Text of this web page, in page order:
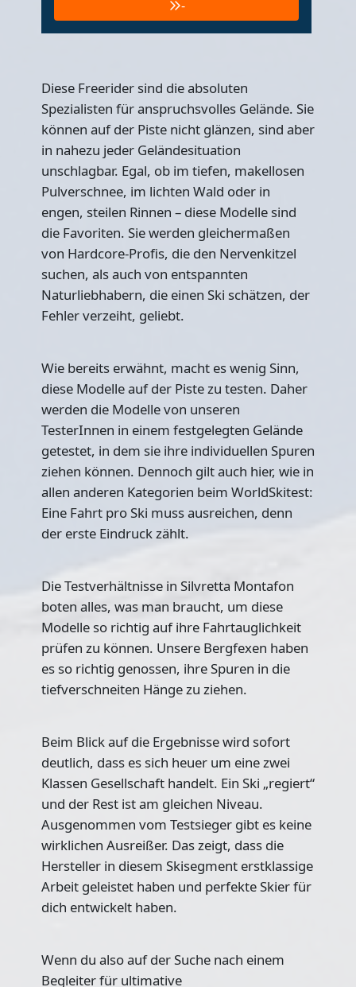
-
Diese Freerider sind die absoluten
Spezialisten für anspruchsvolles Gelände. Sie
können auf der Piste nicht glänzen, sind aber
in nahezu jeder Geländesituation
unschlagbar. Egal, ob im tiefen, makellosen
Pulverschnee, im lichten Wald oder in
engen, steilen Rinnen – diese Modelle sind
die Favoriten. Sie werden gleichermaßen
von Hardcore-Profis, die den Nervenkitzel
suchen, als auch von entspannten
Naturliebhabern, die einen Ski schätzen, der
Fehler verzeiht, geliebt.
Wie bereits erwähnt, macht es wenig Sinn,
diese Modelle auf der Piste zu testen. Daher
werden die Modelle von unseren
TesterInnen in einem festgelegten Gelände
getestet, in dem sie ihre individuellen Spuren
ziehen können. Dennoch gilt auch hier, wie in
allen anderen Kategorien beim WorldSkitest:
Eine Fahrt pro Ski muss ausreichen, denn
der erste Eindruck zählt.
Die Testverhältnisse in Silvretta Montafon
boten alles, was man braucht, um diese
Modelle so richtig auf ihre Fahrtauglichkeit
prüfen zu können. Unsere Bergfexen haben
es so richtig genossen, ihre Spuren in die
tiefverschneiten Hänge zu ziehen.
Beim Blick auf die Ergebnisse wird sofort
deutlich, dass es sich heuer um eine zwei
Klassen Gesellschaft handelt. Ein Ski „regiert“
und der Rest ist am gleichen Niveau.
Ausgenommen vom Testsieger gibt es keine
wirklichen Ausreißer. Das zeigt, dass die
Hersteller in diesem Skisegment erstklassige
Arbeit geleistet haben und perfekte Skier für
dich entwickelt haben.
Wenn du also auf der Suche nach einem
Begleiter für ultimative